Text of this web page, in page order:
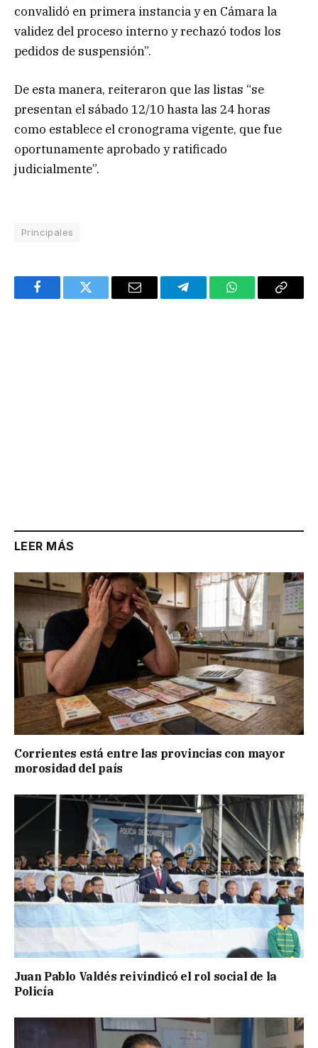
convalidó en primera instancia y en Cámara la
validez del proceso interno y rechazó todos los
pedidos de suspensión”.
De esta manera, reiteraron que las listas “se
presentan el sábado 12/10 hasta las 24 horas
como establece el cronograma vigente, que fue
oportunamente aprobado y ratificado
judicialmente”.
Principales
FacebookTwitter Email TelegramWhatsAppCopy
LEER MÁS
Corrientes está entre las provincias con mayor
morosidad del país
Juan Pablo Valdés reivindicó el rol social de la
Policía